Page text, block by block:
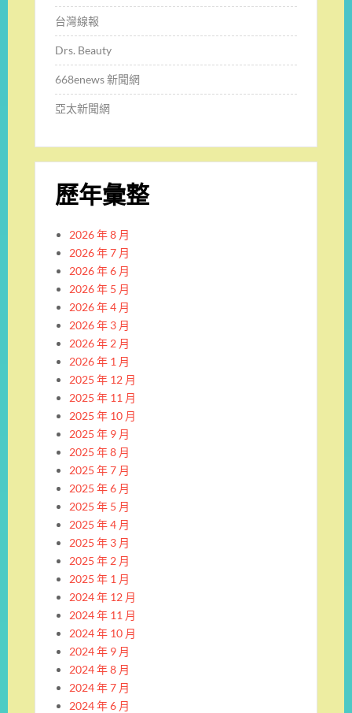
台灣線報
Drs. Beauty
668enews 新聞網
亞太新聞網
歷年彙整
2026 年 8 月
2026 年 7 月
2026 年 6 月
2026 年 5 月
2026 年 4 月
2026 年 3 月
2026 年 2 月
2026 年 1 月
2025 年 12 月
2025 年 11 月
2025 年 10 月
2025 年 9 月
2025 年 8 月
2025 年 7 月
2025 年 6 月
2025 年 5 月
2025 年 4 月
2025 年 3 月
2025 年 2 月
2025 年 1 月
2024 年 12 月
2024 年 11 月
2024 年 10 月
2024 年 9 月
2024 年 8 月
2024 年 7 月
2024 年 6 月